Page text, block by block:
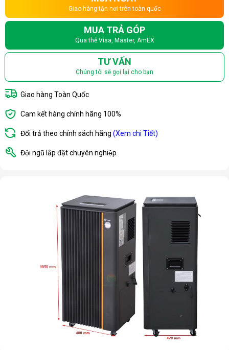
Giao hàng tận nơi trên toàn quốc
MUA TRẢ GÓP
Qua thẻ Visa, Master, AmEX
TƯ VẤN
Chúng tôi sẽ gọi lại cho bạn
Giao hàng Toàn Quốc
Cam kết hàng chính hãng 100%
Đổi trả theo chính sách hãng (Xem chi Tiết)
Đội ngũ lắp đặt chuyên nghiệp